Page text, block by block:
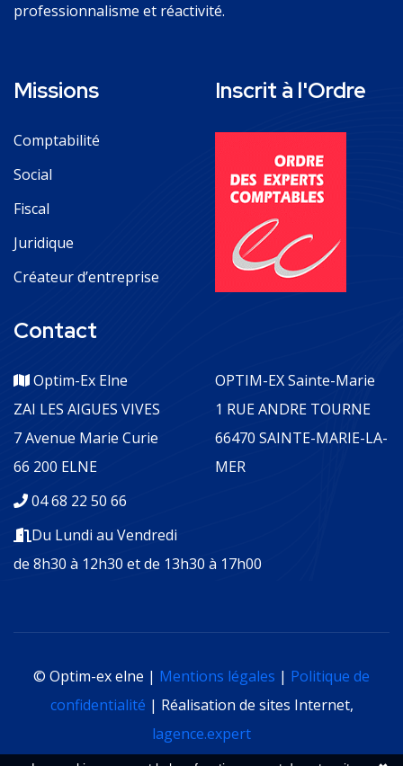
professionnalisme et réactivité.
Missions
Comptabilité
Social
Fiscal
Juridique
Créateur d’entreprise
Inscrit à l'Ordre
Contact
Optim-Ex Elne
ZAI LES AIGUES VIVES
7 Avenue Marie Curie
66 200 ELNE
OPTIM-EX Sainte-Marie
1 RUE ANDRE TOURNE
66470 SAINTE-MARIE-LA-
MER
04 68 22 50 66
Du Lundi au Vendredi
de 8h30 à 12h30 et de 13h30 à 17h00
© Optim-ex elne | Mentions légales | Politique de
confidentialité | Réalisation de sites Internet,
lagence.expert